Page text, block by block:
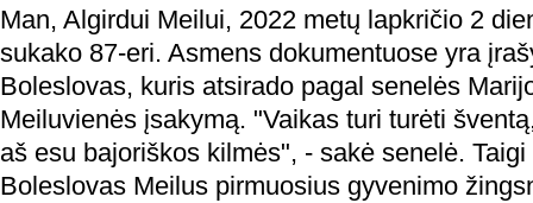
Man, Algirdui Meilui, 2022 metų lapkričio 2
sukako 87-eri. Asmens dokumentuose yra
Boleslovas, kuris atsirado pagal senelės
Meiluvienės įsakymą. "Vaikas turi turėti
aš esu bajoriškos kilmės", - sakė senelė.
Boleslovas Meilus pirmuosius gyvenimo